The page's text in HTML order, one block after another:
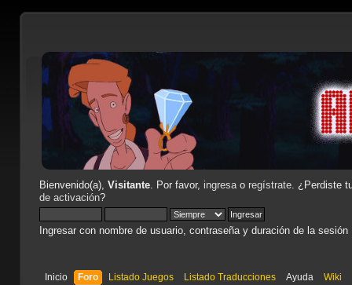
Bienvenido(a), Visitante. Por favor, ingresao regístrate. ¿Perdiste
de activación?
Ingresar con nombre de usuario, contraseña y duración de la sesión
Inicio Foro Listado Juegos Listado Traducciones Ayuda Wiki